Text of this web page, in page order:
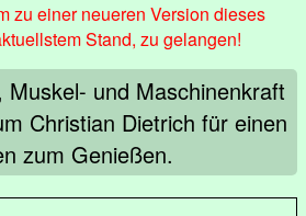
zu einer neueren Version dieses
Stand, zu gelangen!
Muskel- und Maschinenkraft
Christian Dietrich für einen
zum Genießen.